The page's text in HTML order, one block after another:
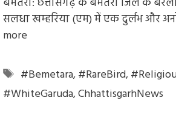
सलधा खम्हरिया (एम) में एक दुर्लभ और
more
Tags
#Bemetara,#RareBird,
#WhiteGaruda,ChhattisgarhNews